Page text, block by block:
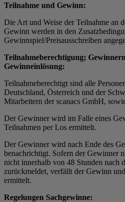
Teilnahme und Gewinn:
Die Art und Weise der Teilnahme an
Gewinn werden in den
Gewinnspiel/Preisausschreiben
Teilnahmeberechtigung;
Gewinneinlösung:
Teilnahmeberechtigt sind alle
Deutschland, Österreich und der
Mitarbeitern der scanacs GmbH,
Der Gewinner wird im Falle eines
Teilnahmen per Los ermittelt.
Der Gewinner wird nach Ende des
benachrichtigt. Sofern der Gewinner
nicht innerhalb von 48 Stunden nach
zurückmeldet, verfällt der Gewinn
ermittelt.
Regelungen Sachgewinne: